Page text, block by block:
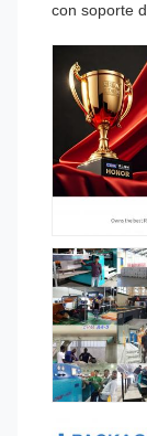
con soporte